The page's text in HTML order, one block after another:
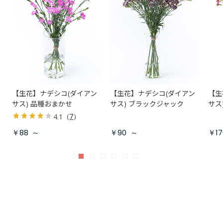
【生花】ナデシコ(ダイアン
サス) 品種おまかせ
4.1 （7）
￥88 ～
【生花】ナデシコ(ダイアン
サス) ブラックジャック
￥90 ～
【
サ
￥